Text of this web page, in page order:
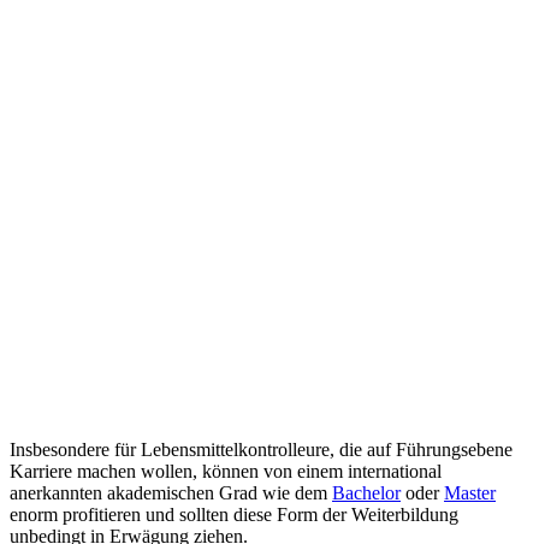
Insbesondere für Lebensmittelkontrolleure, die auf Führungsebene
Karriere machen wollen, können von einem international
anerkannten akademischen Grad wie dem BacheloroderMaster
enorm profitieren und sollten diese Form der Weiterbildung
unbedingt in Erwägung ziehen.